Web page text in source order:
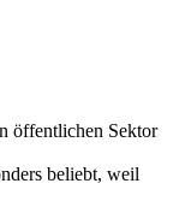
öffentlichen Sektor
beliebt, weil